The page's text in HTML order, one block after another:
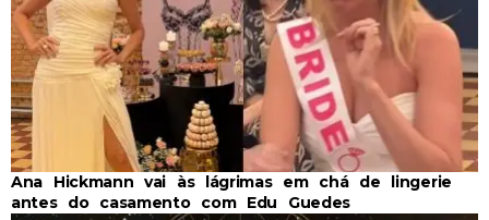
Ana Hickmann vai às lágrimas em chá de lingerie
antes do casamento com Edu Guedes